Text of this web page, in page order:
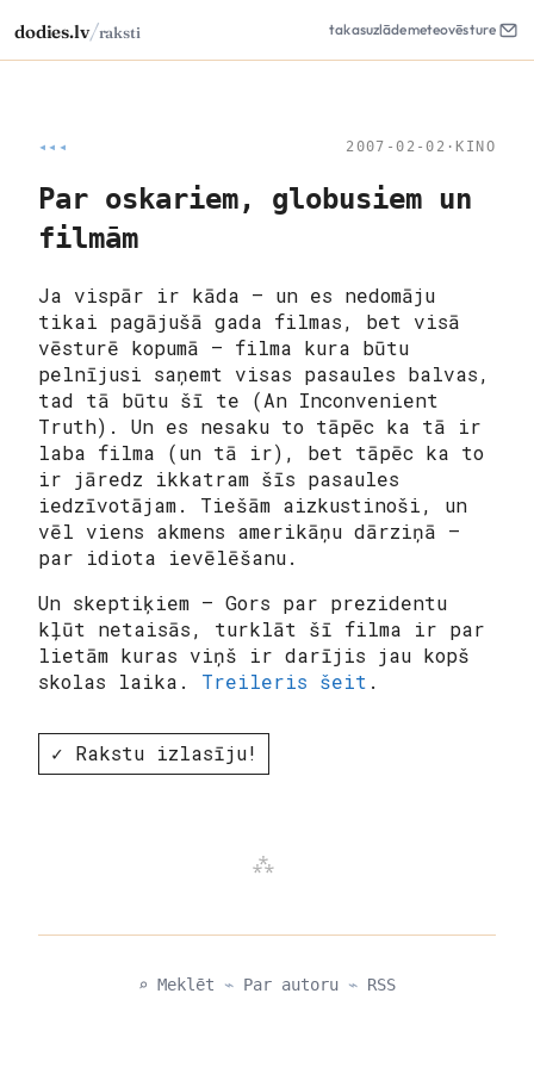
dodies.lv/raksti takasuzlādemeteovēsture
◂◂◂ 2007-02-02 · KINO
Par oskariem, globusiem un
filmām
Ja vispār ir kāda – un es nedomāju
tikai pagājušā gada filmas, bet visā
vēsturē kopumā – filma kura būtu
pelnījusi saņemt visas pasaules balvas,
tad tā būtu šī te (An Inconvenient
Truth). Un es nesaku to tāpēc ka tā ir
laba filma (un tā ir), bet tāpēc ka to
ir jāredz ikkatram šīs pasaules
iedzīvotājam. Tiešām aizkustinoši, un
vēl viens akmens amerikāņu dārziņā –
par idiota ievēlēšanu.
Un skeptiķiem – Gors par prezidentu
kļūt netaisās, turklāt šī filma ir par
lietām kuras viņš ir darījis jau kopš
skolas laika. Treileris šeit .
✓ Rakstu izlasīju!
⌕ Meklēt ⌁ Par autoru ⌁ RSS